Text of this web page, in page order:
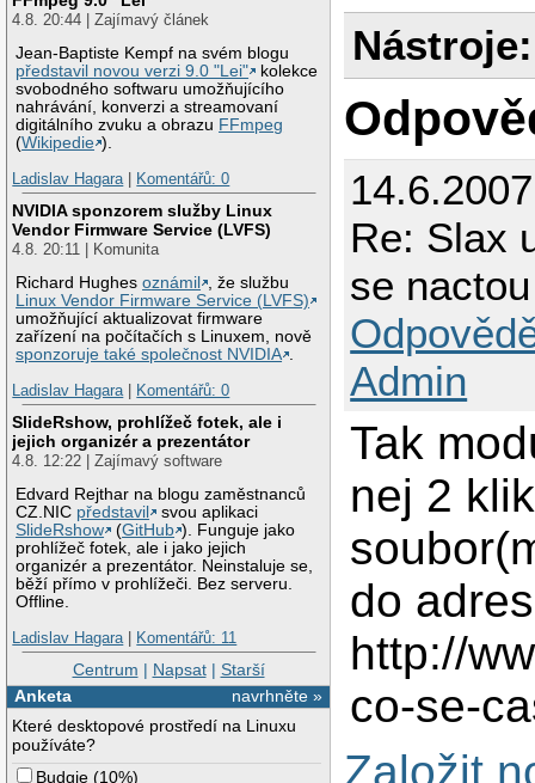
4.8. 20:44 | Zajímavý článek
Jean-Baptiste Kempf na svém blogu
představil novou verzi 9.0 "Lei"
kolekce
svobodného softwaru umožňujícího
nahrávání, konverzi a streamovaní
digitálního zvuku a obrazu FFmpeg
(Wikipedie ).
Ladislav Hagara| Komentářů: 0
NVIDIA sponzorem služby Linux
Vendor Firmware Service (LVFS)
4.8. 20:11 | Komunita
Richard Hughesoznámil
, že službu
Linux Vendor Firmware Service (LVFS)
umožňující aktualizovat firmware
zařízení na počítačích s Linuxem, nově
sponzoruje také společnost NVIDIA .
Ladislav Hagara| Komentářů: 0
SlideRshow, prohlížeč fotek, ale i
jejich organizér a prezentátor
4.8. 12:22 | Zajímavý software
Edvard Rejthar na blogu zaměstnanců
CZ.NIC představil
svou aplikaci
SlideRshow
(GitHub ). Funguje jako
prohlížeč fotek, ale i jako jejich
organizér a prezentátor. Neinstaluje se,
běží přímo v prohlížeči. Bez serveru.
Offline.
Ladislav Hagara| Komentářů: 11
Centrum | Napsat| Starší
navrhněte »
Anketa
Které desktopové prostředí na Linuxu
používáte?
Budgie (10%)
Nástroje:
Re: Slax
se nactou
Admin
Tak
nej 2
do
http://
co-se-
Založit